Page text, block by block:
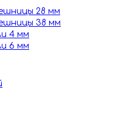
28 мм
38 мм
4 мм
6 мм